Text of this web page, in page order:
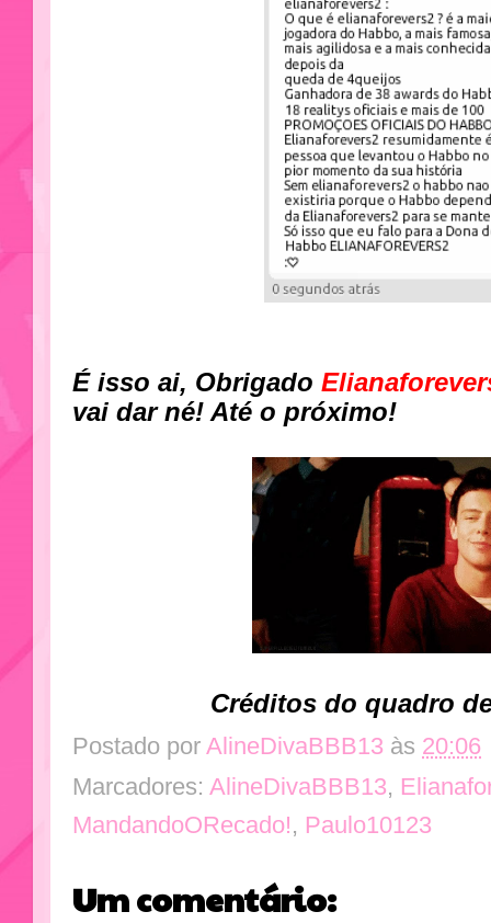
É isso ai, Obrigado
vai dar né! Até o próximo!
Créditos do quadro
Postado por AlineDivaBBB13 às 20:06
Marcadores: AlineDivaBBB13,
MandandoORecado!, Paulo10123
Um comentário: